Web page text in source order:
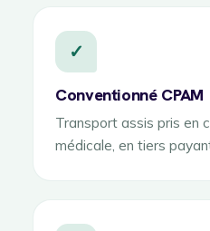
✓
Conventionné CPAM
Transport assis pris en
médicale, en tiers